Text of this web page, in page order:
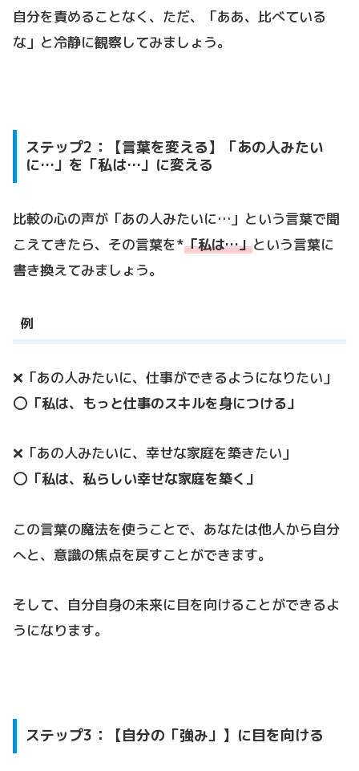
自分を責めることなく、ただ、「ああ、比べている
な」と冷静に観察してみましょう。
ステップ2：【言葉を変える】「あの人みたい
に…」を「私は…」に変える
比較の心の声が「あの人みたいに…」という言葉で聞
こえてきたら、その言葉を*「私は…」という言葉に
書き換えてみましょう。
例
❌「あの人みたいに、仕事ができるようになりたい」
⭕️ 「私は、もっと仕事のスキルを身につける」
❌「あの人みたいに、幸せな家庭を築きたい」
⭕️ 「私は、私らしい幸せな家庭を築く」
この言葉の魔法を使うことで、あなたは他人から自分
へと、意識の焦点を戻すことができます。
そして、自分自身の未来に目を向けることができるよ
うになります。
ステップ3：【自分の「強み」】に目を向ける